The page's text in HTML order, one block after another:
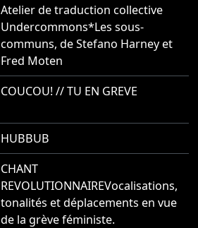
Atelier de traduction collective
Undercommons*Les sous-
communs, de Stefano Harney et
Fred Moten
COUCOU! // TU EN GREVE
HUBBUB
CHANT
REVOLUTIONNAIREVocalisations,
tonalités et déplacements en vue
de la grève féministe.